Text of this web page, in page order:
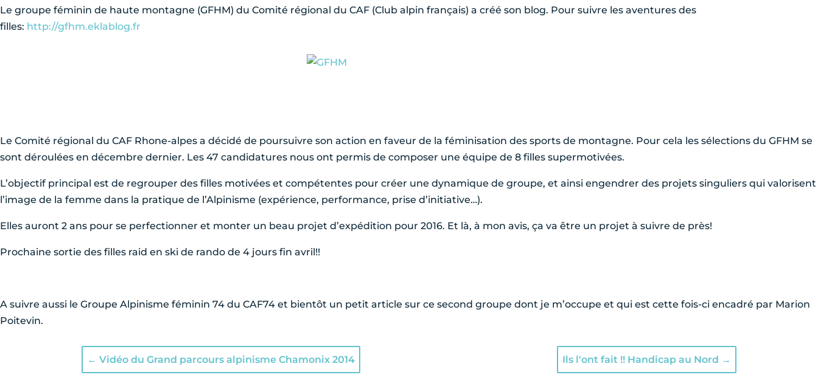
Le groupe féminin de haute montagne (GFHM) du Comité régional du CAF (Club alpin français) a créé son blog. Pour suivre les aventures des
filles: http://gfhm.eklablog.fr
Le Comité régional du CAF Rhone-alpes a décidé de poursuivre son action en faveur de la féminisation des sports de montagne. Pour cela les sélections du GFHM se
sont déroulées en décembre dernier. Les 47 candidatures nous ont permis de composer une équipe de 8 filles supermotivées.
L’objectif principal est de regrouper des filles motivées et compétentes pour créer une dynamique de groupe, et ainsi engendrer des projets singuliers qui valorisent
l’image de la femme dans la pratique de l’Alpinisme (expérience, performance, prise d’initiative…).
Elles auront 2 ans pour se perfectionner et monter un beau projet d’expédition pour 2016. Et là, à mon avis, ça va être un projet à suivre de près!
Prochaine sortie des filles raid en ski de rando de 4 jours fin avril!!
A suivre aussi le Groupe Alpinisme féminin 74 du CAF74 et bientôt un petit article sur ce second groupe dont je m’occupe et qui est cette fois-ci encadré par Marion
Poitevin.
←Vidéo du Grand parcours alpinisme Chamonix 2014 Ils l'ont fait !! Handicap au Nord →